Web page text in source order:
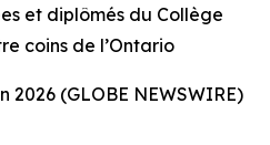
et diplômés du Collège
coins de l’Ontario
2026 (GLOBE NEWSWIRE)